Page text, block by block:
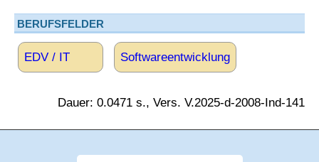
BERUFSFELDER
EDV / IT Softwareentwicklung
Dauer: 0.0471 s., Vers. V.2025-d-2008-Ind-141